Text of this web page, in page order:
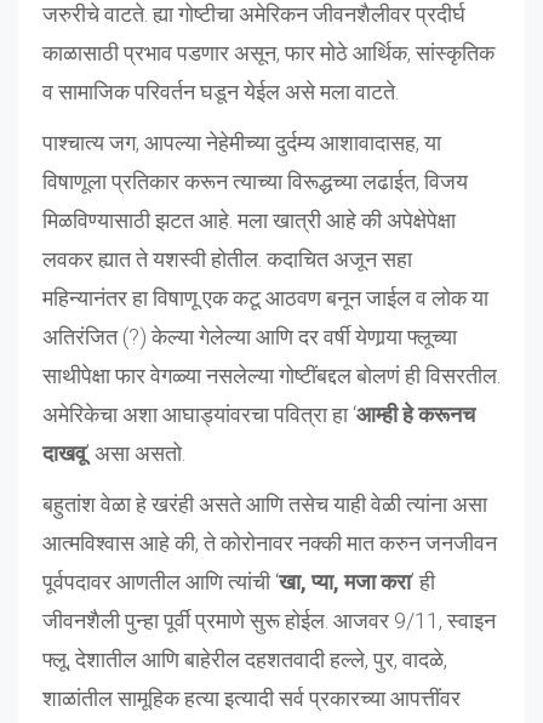
जरुरीचे वाटते. ह्या गोष्टीचा अमेरिकन जीवनशैलीवर प्रदीर्घ
काळासाठी प्रभाव पडणार असून, फार मोठे आर्थिक, सांस्कृतिक
व सामाजिक परिवर्तन घडून येईल असे मला वाटते.
पाश्चात्य जग, आपल्या नेहेमीच्या दुर्दम्य आशावादासह, या
विषाणूला प्रतिकार करून त्याच्या विरूद्धच्या लढाईत, विजय
मिळविण्यासाठी झटत आहे. मला खात्री आहे की अपेक्षेपेक्षा
लवकर ह्यात ते यशस्वी होतील. कदाचित अजून सहा
महिन्यानंतर हा विषाणू एक कटू आठवण बनून जाईल व लोक या
अतिरंजित (?) केल्या गेलेल्या आणि दर वर्षी येणार्‍या फ्लूच्या
साथीपेक्षा फार वेगळ्या नसलेल्या गोष्टींबद्दल बोलणं ही विसरतील.
अमेरिकेचा अशा आघाड्यांवरचा पवित्रा हा ‘आम्ही हे करूनच
दाखवू’ असा असतो.
बहुतांश वेळा हे खरंही असते आणि तसेच याही वेळी त्यांना असा
आत्मविश्वास आहे की, ते कोरोनावर नक्की मात करुन जनजीवन
पूर्वपदावर आणतील आणि त्यांची ‘खा, प्या, मजा करा’ ही
जीवनशैली पुन्हा पूर्वी प्रमाणे सुरू होईल. आजवर 9/11, स्वाइन
फ्लू, देशातील आणि बाहेरील दहशतवादी हल्ले, पुर, वादळे,
शाळांतील सामूहिक हत्या इत्यादी सर्व प्रकारच्या आपत्तींवर